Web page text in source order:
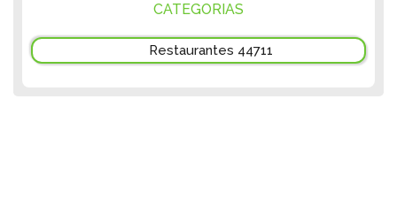
CATEGORIAS
Restaurantes 44711